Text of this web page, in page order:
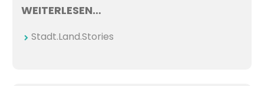
WEITERLESEN…
Stadt.Land.Stories